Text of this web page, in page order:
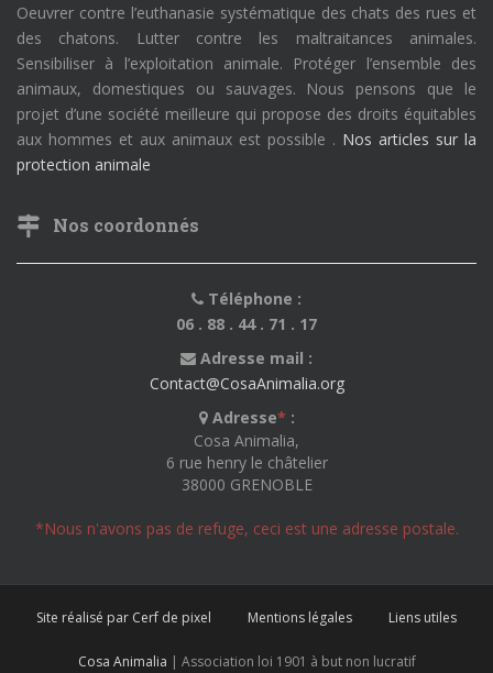
Oeuvrer contre l’euthanasie systématique des chats des rues et
des chatons. Lutter contre les maltraitances animales.
Sensibiliser à l’exploitation animale. Protéger l’ensemble des
animaux, domestiques ou sauvages. Nous pensons que le
projet d’une société meilleure qui propose des droits équitables
aux hommes et aux animaux est possible . Nos articles sur la
protection animale
Nos coordonnés
Téléphone :
06 . 88 . 44 . 71 . 17
Adresse mail :
Contact@CosaAnimalia.org
Adresse* :
Cosa Animalia,
6 rue henry le châtelier
38000 GRENOBLE
*Nous n'avons pas de refuge, ceci est une adresse postale.
Site réalisé par Cerf de pixel Mentions légales Liens utiles
Cosa Animalia | Association loi 1901 à but non lucratif